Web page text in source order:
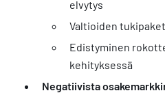
elvytys
Valtioiden
Edistyminen
kehityksessä
Negatiivista